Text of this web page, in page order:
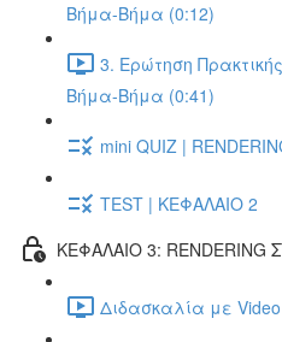
Βήμα-Βήμα (0:12)
3. Ερώτηση
Βήμα-Βήμα (0:41)
mini QUIZ |
TEST | ΚΕΦΑΛΑΙΟ 2
ΚΕΦΑΛΑΙΟ 3: RENDERING
Διδασκαλία με